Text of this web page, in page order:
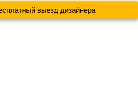
выезд дизайнера